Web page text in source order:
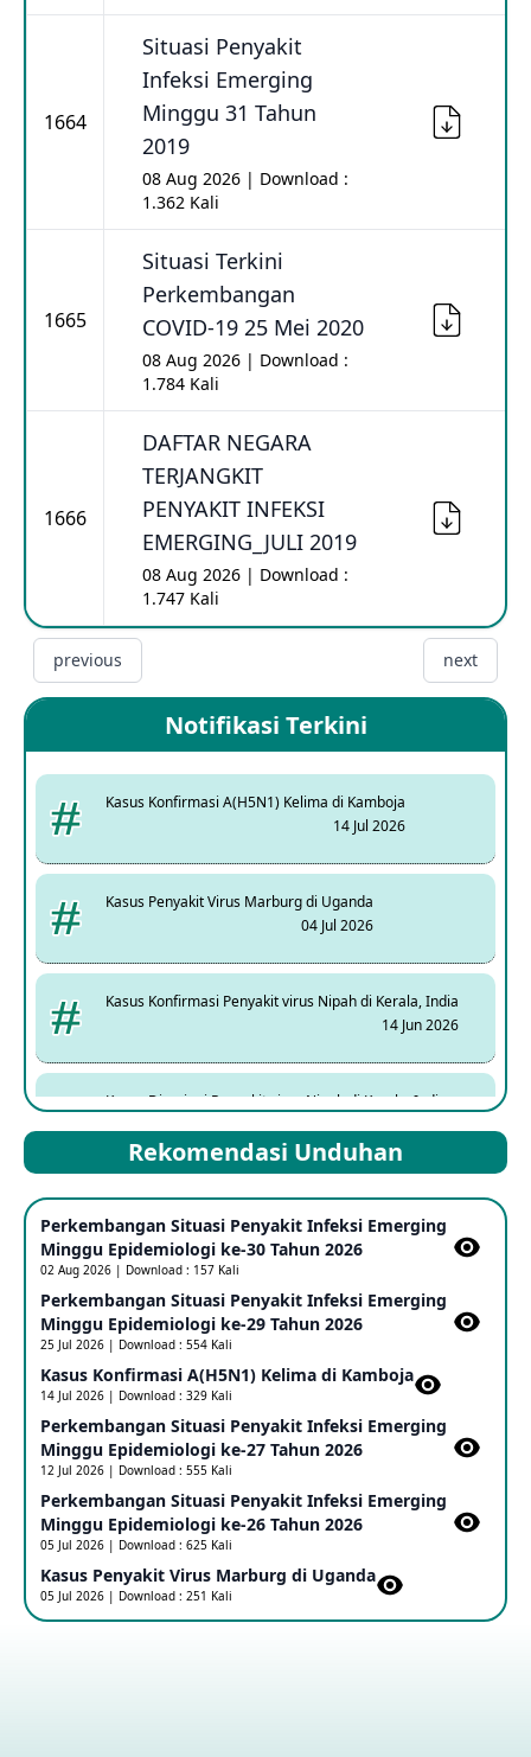
1664
Situasi Penyakit
Infeksi Emerging
Minggu 31 Tahun
2019
08 Aug 2026 | Download :
1.362 Kali
1665
Situasi Terkini
Perkembangan
COVID-19 25 Mei 2020
08 Aug 2026 | Download :
1.784 Kali
1666
DAFTAR NEGARA
TERJANGKIT
PENYAKIT INFEKSI
EMERGING_JULI 2019
08 Aug 2026 | Download :
1.747 Kali
previous next
Notifikasi Terkini
Kasus Konfirmasi A(H5N1) Kelima di Kamboja
14 Jul 2026
Kasus Penyakit Virus Marburg di Uganda
04 Jul 2026
Kasus Konfirmasi Penyakit virus Nipah di Kerala, India
14 Jun 2026
Kasus Dicurigai Penyakit virus Nipah di Kerala, India
Mpox Clade 1b di Taiwan
25 May 2026
Update Informasi PHEIC Penyakit Ebola
23 May 2026
Penetapan Outbreak Penyakit Ebola di RD Kongo dan
Uganda Sebagai PHEIC
17 May 2026
Outbreak Penyakti Ebola di RD Kongo
16 May 2026
Kasus Konfirmasi A(H5NN6) di Cina
Rekomendasi Unduhan
Perkembangan Situasi Penyakit Infeksi Emerging
Minggu Epidemiologi ke-30 Tahun 2026
02 Aug 2026 | Download : 157 Kali
Perkembangan Situasi Penyakit Infeksi Emerging
Minggu Epidemiologi ke-29 Tahun 2026
25 Jul 2026 | Download : 554 Kali
Kasus Konfirmasi A(H5N1) Kelima di Kamboja​
14 Jul 2026 | Download : 329 Kali
Perkembangan Situasi Penyakit Infeksi Emerging
Minggu Epidemiologi ke-27 Tahun 2026
12 Jul 2026 | Download : 555 Kali
Perkembangan Situasi Penyakit Infeksi Emerging
Minggu Epidemiologi ke-26 Tahun 2026
05 Jul 2026 | Download : 625 Kali
Kasus Penyakit Virus Marburg di Uganda
05 Jul 2026 | Download : 251 Kali